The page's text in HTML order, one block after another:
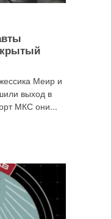
Меир и
выход в
МКС они...